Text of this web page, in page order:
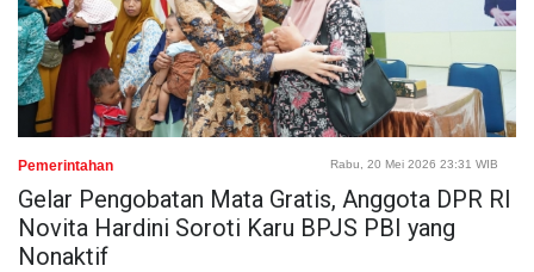
Pemerintahan Rabu, 20 Mei 2026 23:31 WIB
Gelar Pengobatan Mata Gratis, Anggota DPR RI
Novita Hardini Soroti Karu BPJS PBI yang
Nonaktif